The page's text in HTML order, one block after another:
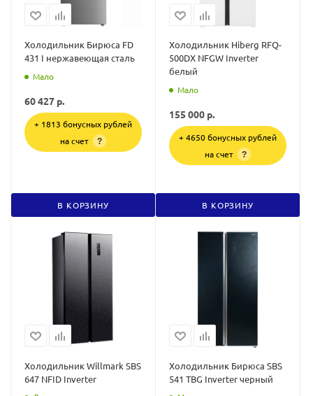
Холодильник Бирюса FD
431 I нержавеющая сталь
Мало
60 427 р.
+ 1813 бонусных рублей
на счет
?
В КОРЗИНУ
Холодильник Hiberg RFQ-
500DX NFGW Inverter
белый
Мало
155 000 р.
+ 4650 бонусных рублей
на счет
?
В КОРЗИНУ
Холодильник Willmark SBS
647 NFID Inverter
Холодильник Бирюса SBS
541 TBG Inverter черный